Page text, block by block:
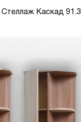
Стеллаж Каскад 91.3